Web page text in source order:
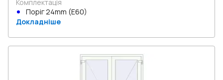
Комплектація
Поріг 24mm (E60)
Докладніше